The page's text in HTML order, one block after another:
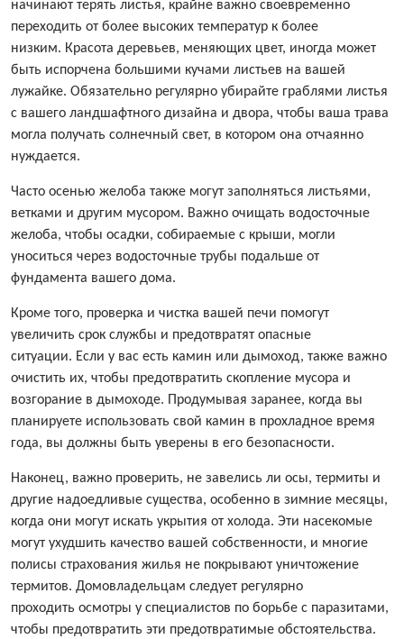
начинают терять листья, крайне важно своевременно
переходить от более высоких температур к более
низким. Красота деревьев, меняющих цвет, иногда может
быть испорчена большими кучами листьев на вашей
лужайке. Обязательно регулярно убирайте граблями листья
с вашего ландшафтного дизайна и двора, чтобы ваша трава
могла получать солнечный свет, в котором она отчаянно
нуждается.
Часто осенью желоба также могут заполняться листьями,
ветками и другим мусором. Важно очищать водосточные
желоба, чтобы осадки, собираемые с крыши, могли
уноситься через водосточные трубы подальше от
фундамента вашего дома.
Кроме того, проверка и чистка вашей печи помогут
увеличить срок службы и предотвратят опасные
ситуации. Если у вас есть камин или дымоход, также важно
очистить их, чтобы предотвратить скопление мусора и
возгорание в дымоходе. Продумывая заранее, когда вы
планируете использовать свой камин в прохладное время
года, вы должны быть уверены в его безопасности.
Наконец, важно проверить, не завелись ли осы, термиты и
другие надоедливые существа, особенно в зимние месяцы,
когда они могут искать укрытия от холода. Эти насекомые
могут ухудшить качество вашей собственности, и многие
полисы страхования жилья не покрывают уничтожение
термитов. Домовладельцам следует регулярно
проходить осмотры у специалистов по борьбе с паразитами,
чтобы предотвратить эти предотвратимые обстоятельства.